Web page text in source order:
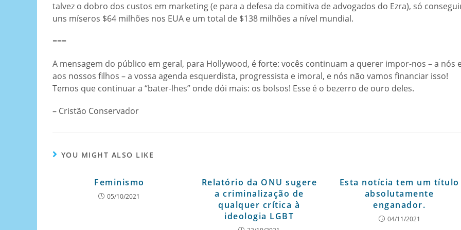
talvez o dobro dos custos em marketing (e para a defesa da comitiva de advogados do Ezra), só
uns míseros $64 milhões nos EUA e um total de $138 milhões a nível mundial.
===
A mensagem do público em geral, para Hollywood, é forte: vocês continuam a querer impor-nos – a nós
aos nossos filhos – a vossa agenda esquerdista, progressista e imoral, e nós não vamos financiar isso!
Temos que continuar a “bater-lhes” onde dói mais: os bolsos! Esse é o bezerro de ouro deles.
– Cristão Conservador
YOU MIGHT ALSO LIKE
Feminismo
05/10/2021
Relatório da ONU sugere
a criminalização de
qualquer crítica à
ideologia LGBT
Esta notícia tem um título
absolutamente
enganador.
04/11/2021